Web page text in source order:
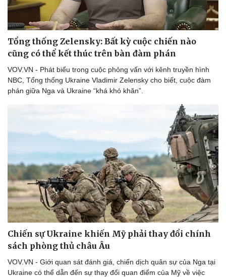
Tổng thống Zelensky: Bất kỳ cuộc chiến nào
cũng có thể kết thúc trên bàn đàm phán
VOV.VN - Phát biểu trong cuộc phỏng vấn với kênh truyền hình
NBC, Tổng thống Ukraine Vladimir Zelensky cho biết, cuộc đàm
phán giữa Nga và Ukraine “khá khó khăn”.
Chiến sự Ukraine khiến Mỹ phải thay đổi chính
sách phòng thủ châu Âu
VOV.VN - Giới quan sát đánh giá, chiến dịch quân sự của Nga tại
Ukraine có thể dẫn đến sự thay đổi quan điểm của Mỹ về việc